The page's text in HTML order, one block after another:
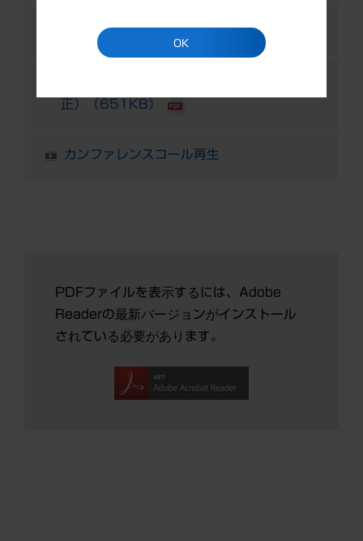
第1四半期決算補足資料（739KB）
正）（651KB）
カンファレンスコール再生
PDFファイルを表示するには、Adobe
Readerの最新バージョンがインストール
されている必要があります。
OK